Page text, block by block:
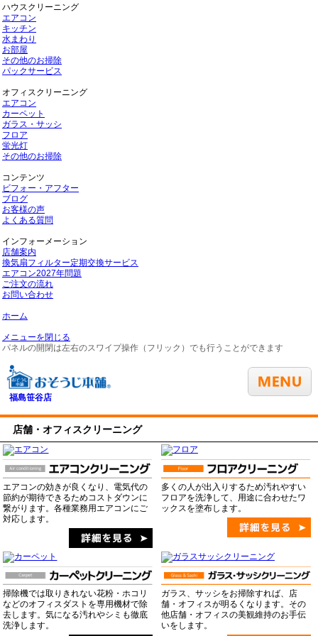
ハウスクリーニング
エアコン
キッチン
水まわり
お部屋
その他のお掃除
パックサービス
オフィスクリーニング
エアコン
カーペット
ガラス・サッシ
フロア
蛍光灯
その他のお掃除
コンテンツ
ビフォー・アフター
ブログ
お客様の声
よくある質問
インフォーメーション
店舗案内
換気扇フィルター定期交換サービス
エアコン2027年問題
ご注文の流れ
お問い合わせ
ホーム
メニューを閉じる
パネルの開閉は左右のスワイプ操作（フリック）でも行うことができます
福島笹谷店
店舗・オフィスクリーニング
エアコンの効きが良くなり、電気代の
節約が期待できるためコストダウンに
繋がります。各種業務用エアコンにご
対応します。
多くの人が出入りするため汚れやすい
フロアを洗浄して、用途に合わせたワ
ックスを塗布します。
掃除機では取りきれない花粉・ホコリ
などのオフィスダストを専用機材で除
去します。気になる汚れやシミも徹底
洗浄します。
ガラス、サッシをお掃除すれば、店
舗・オフィスが明るくなります。その
他店舗・オフィスの美観維持のお手伝
いをします。